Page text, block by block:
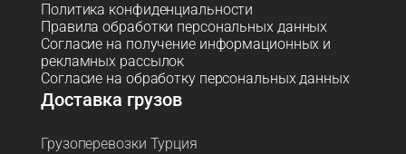
Политика конфиденциальности
Правила обработки персональных данных
Согласие на получение информационных и
рекламных рассылок
Согласие на обработку персональных данных
Доставка грузов
Грузоперевозки Турция